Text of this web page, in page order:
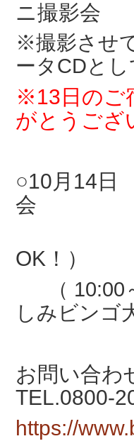
ニ撮影会
※撮影させ
ータCDと
※13日のご
がとうござ
○10月14日
会
OK！）
（
しみビンゴ
お問い合
TEL.0800-
https://